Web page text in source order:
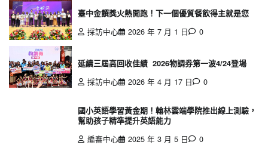
臺中金饌獎火熱開跑！下一個優質餐飲得主就是您
採訪中心
2026 年 7 月 1 日 0
延續三屆高回收佳績 2026物調券第一波4/24登場
採訪中心
2026 年 4 月 17 日 0
國小英語學習黃金期！翰林雲端學院推出線上測驗，
幫助孩子精準提升英語能力
編審中心
2025 年 3 月 5 日 0